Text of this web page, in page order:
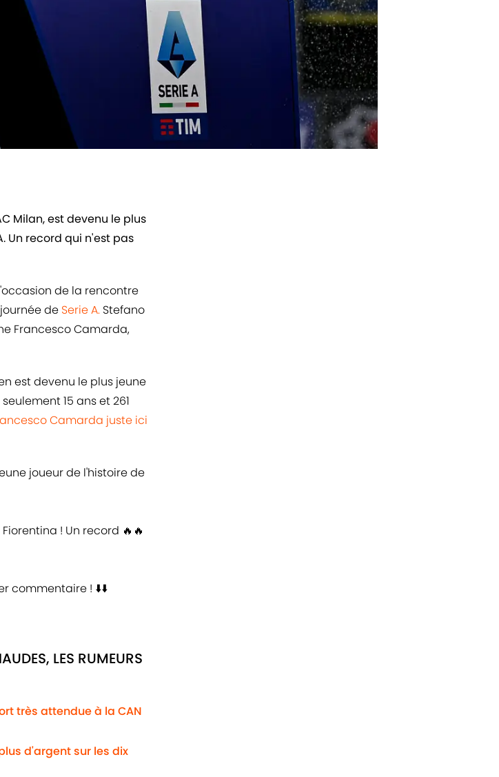
Milan, est devenu le plus
Un record qui n'est pas
de la rencontre
de Serie A. Stefano
Francesco Camarda,
est devenu le plus jeune
15 ans et 261
Camarda juste ici
joueur de l'histoire de
! Un record 🔥🔥
commentaire ! ⬇️⬇️
LES RUMEURS
très attendue à la CAN
d'argent sur les dix